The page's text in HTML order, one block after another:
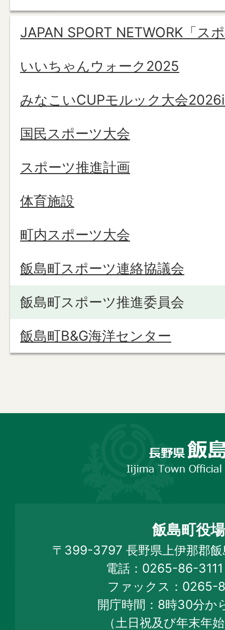
JAPAN SPORT NETWORK「ス
いいちゃんウォーク2025
みなこいCUPモルック大会
国民スポーツ大会
スポーツ推進計画
体育施設
町内スポーツ大会
飯島町スポーツ連絡協議会
飯島町スポーツ推進委員会
飯島町B&G海洋センター
Town
Official
Web
Site
飯島町役場
〒399-3797 長野県上伊那郡
電話：0265-86-
ファックス：0265-
開庁時間：8時30分か
（土日祝及び年末年